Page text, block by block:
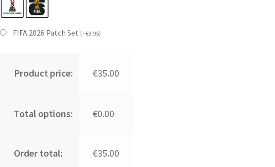
FIFA 2026 Patch Set (+€3.95)
Product price: €35.00
Total options: €0.00
Order total: €35.00